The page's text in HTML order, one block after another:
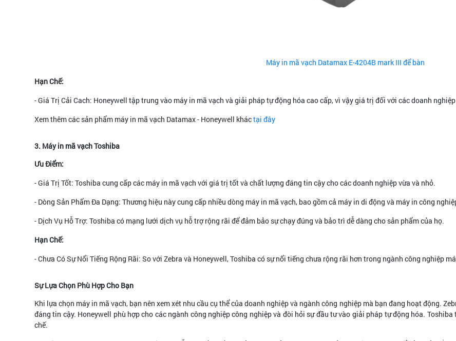
Máy in mã vạch Datamax E-4204B mark III để bàn
Hạn Chế:
- Giá Trị Cải Cach: Honeywell tập trung vào máy in mã vạch và giải pháp tự động hóa cao cấp, vì vậy giá trị đối với các doanh
Xem thêm các sản phẩm máy in mã vạch Datamax - Honeywell kháctại đây
3. Máy in mã vạch Toshiba
Ưu Điểm:
- Giá Trị Tốt: Toshiba cung cấp các máy in mã vạch với giá trị tốt và chất lượng đáng tin cậy cho các doanh nghiệp vừa và nhỏ.
- Dòng Sản Phẩm Đa Dạng: Thương hiệu này cung cấp nhiều dòng máy in mã vạch, bao gồm cả máy in di động và máy in công
- Dịch Vụ Hỗ Trợ: Toshiba có mạng lưới dịch vụ hỗ trợ rộng rãi để đảm bảo sự chạy đúng và bảo trì dễ dàng cho sản phẩm của họ.
Hạn Chế:
- Chưa Có Sự Nổi Tiếng Rộng Rãi: So với Zebra và Honeywell, Toshiba có sự nổi tiếng chưa rộng rãi hơn trong ngành công nghiệp
Sự Lựa Chọn Phù Hợp Cho Bạn
Khi lựa chọn máy in mã vạch, bạn nên xem xét nhu cầu cụ thể của doanh nghiệp và ngành công nghiệp mà bạn đang hoạt động.
đáng tin cậy. Honeywell phù hợp cho các ngành công nghiệp công nghiệp và đòi hỏi sự đầu tư vào giải pháp tự động hóa.
chế.